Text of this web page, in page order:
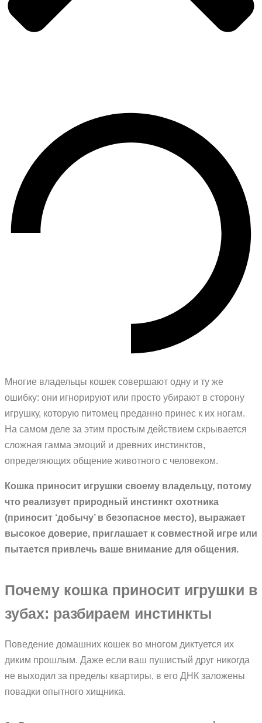
Многие владельцы кошек совершают одну и ту же
ошибку: они игнорируют или просто убирают в сторону
игрушку, которую питомец преданно принес к их ногам.
На самом деле за этим простым действием скрывается
сложная гамма эмоций и древних инстинктов,
определяющих общение животного с человеком.
Кошка приносит игрушки своему владельцу, потому
что реализует природный инстинкт охотника
(приносит ‘добычу’ в безопасное место), выражает
высокое доверие, приглашает к совместной игре или
пытается привлечь ваше внимание для общения.
Почему кошка приносит игрушки в
зубах: разбираем инстинкты
Поведение домашних кошек во многом диктуется их
диким прошлым. Даже если ваш пушистый друг никогда
не выходил за пределы квартиры, в его ДНК заложены
повадки опытного хищника.